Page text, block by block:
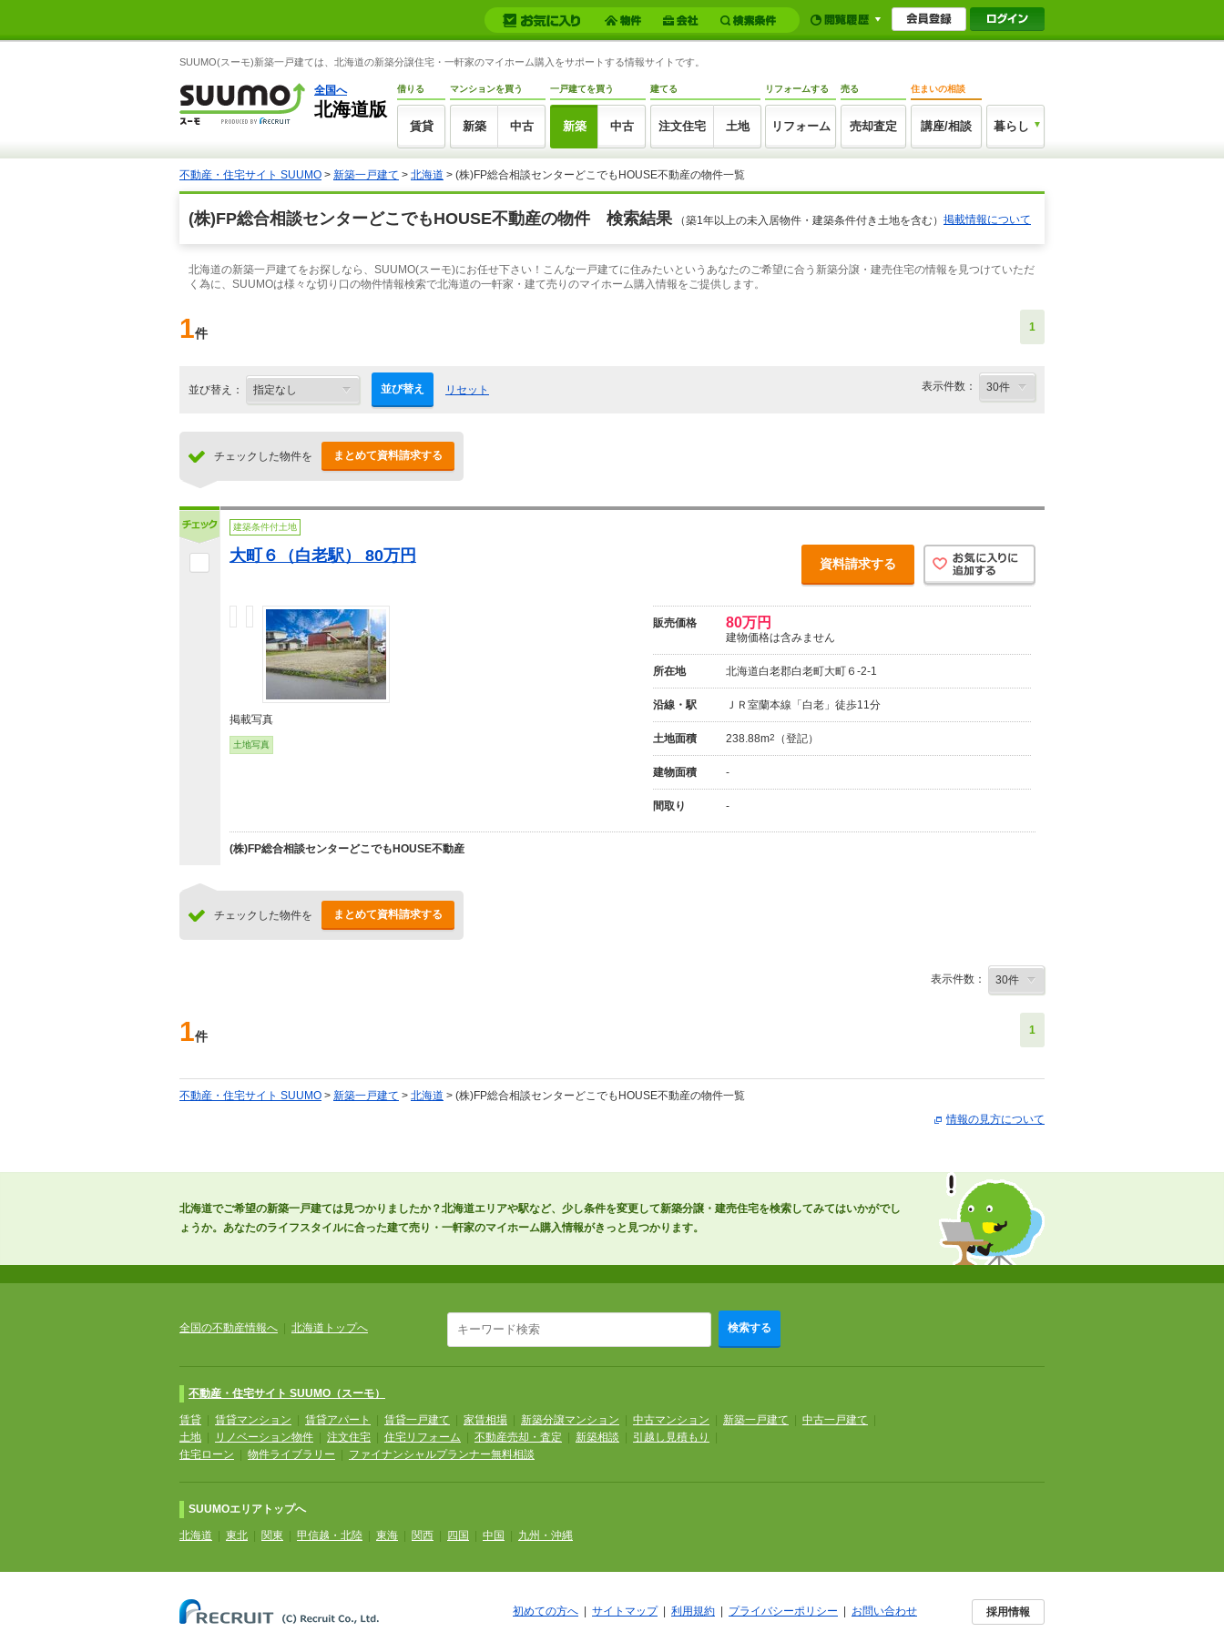
SUUMO(スーモ)新築一戸建ては、北海道の新築分譲住宅・一軒家のマイホーム購入をサポートする情報サイトです。
全国へ
北海道版
借りる
賃貸
マンションを買う
新築 中古
一戸建てを買う
新築 中古
建てる
注文住宅 土地
リフォームする
リフォーム
売る
売却査定
住まいの相談
講座/相談 暮らし
不動産・住宅サイト SUUMO > 新築一戸建て > 北海道 > (株)FP総合相談センターどこでもHOUSE不動産の物件一覧
(株)FP総合相談センターどこでもHOUSE不動産の物件 検索結果 （築1年以上の未入居物件・建築条件付き土地を含む） 掲載情報について
北海道の新築一戸建てをお探しなら、SUUMO(スーモ)にお任せ下さい！こんな一戸建てに住みたいというあなたのご希望に合う新築分譲・建売住宅の情報を見つけていただ
く為に、SUUMOは様々な切り口の物件情報検索で北海道の一軒家・建て売りのマイホーム購入情報をご提供します。
1件 1
並び替え： 並び替え リセット 表示件数：
チェックした物件を まとめて資料請求する
建築条件付土地
大町６（白老駅） 80万円 資料請求する
掲載写真
土地写真
販売価格 80万円
建物価格は含みません
所在地 北海道白老郡白老町大町６-2-1
沿線・駅 ＪＲ室蘭本線「白老」徒歩11分
土地面積 238.88m2 （登記）
建物面積 -
間取り -
(株)FP総合相談センターどこでもHOUSE不動産
チェックした物件を まとめて資料請求する
表示件数：
1件 1
不動産・住宅サイト SUUMO > 新築一戸建て > 北海道 > (株)FP総合相談センターどこでもHOUSE不動産の物件一覧
情報の見方について
北海道でご希望の新築一戸建ては見つかりましたか？北海道エリアや駅など、少し条件を変更して新築分譲・建売住宅を検索してみてはいかがでし
ょうか。あなたのライフスタイルに合った建て売り・一軒家のマイホーム購入情報がきっと見つかります。
全国の不動産情報へ 北海道トップへ 検索する
不動産・住宅サイト SUUMO（スーモ）
賃貸 賃貸マンション 賃貸アパート 賃貸一戸建て 家賃相場 新築分譲マンション 中古マンション 新築一戸建て 中古一戸建て
土地
リノベーション物件 注文住宅 住宅リフォーム 不動産売却・査定 新築相談 引越し見積もり
住宅ローン
物件ライブラリー ファイナンシャルプランナー無料相談
SUUMOエリアトップへ
北海道 東北 関東 甲信越・北陸 東海 関西 四国 中国 九州・沖縄
初めての方へ サイトマップ| 利用規約 プライバシーポリシー お問い合わせ 採用情報